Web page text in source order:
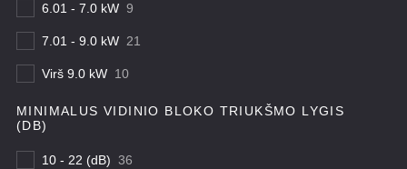
6.01 - 7.0 kW 9
7.01 - 9.0 kW 21
Virš 9.0 kW 10
MINIMALUS VIDINIO BLOKO TRIUKŠMO LYGIS
(DB)
10 - 22 (dB) 36